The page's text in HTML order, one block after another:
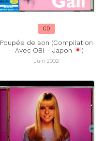
CD
Poupée de son (Compilation
– Avec OBI – Japon
)
Juin 2002